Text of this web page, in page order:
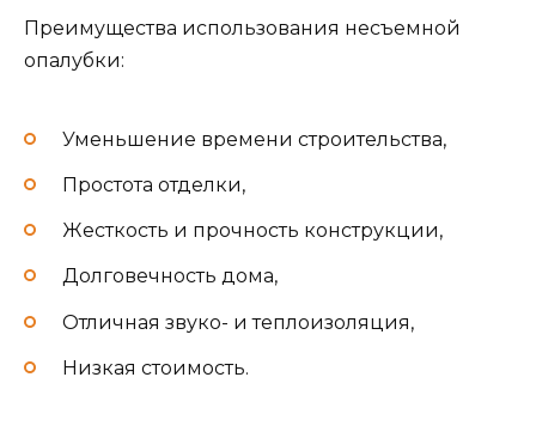
Преимущества использования несъемной
опалубки:
Уменьшение времени строительства,
Простота отделки,
Жесткость и прочность конструкции,
Долговечность дома,
Отличная звуко- и теплоизоляция,
Низкая стоимость.